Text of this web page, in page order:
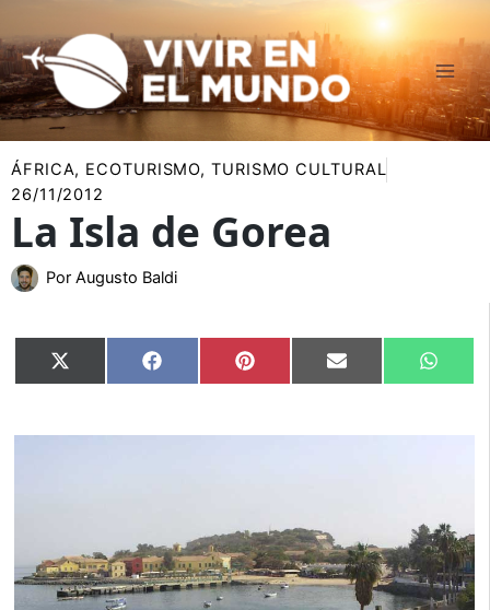
al
contenido
ÁFRICA, ECOTURISMO,TURISMO CULTURAL
26/11/2012
La Isla de Gorea
Por Augusto Baldi
Compartir
en
X
(Twitter)
Compartir
en
Facebook Compartir
en
Pinterest Compartir
en
Email
en